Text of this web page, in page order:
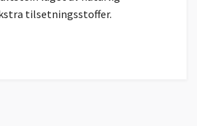
tilsetningsstoffer.